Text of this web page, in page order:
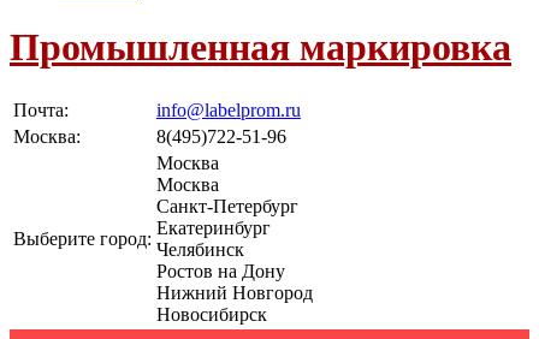
Промышленная маркировка
Почта:
info@labelprom.ru
Москва: 8(495)722-51-96
Выберите город:
Москва
Москва
Санкт-Петербург
Екатеринбург
Челябинск
Ростов на Дону
Нижний Новгород
Новосибирск